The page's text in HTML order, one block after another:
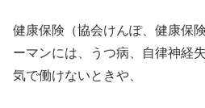
健康保険（協会けんぽ、健康保
ーマンには、うつ病、自律神経
気で働けないときや、